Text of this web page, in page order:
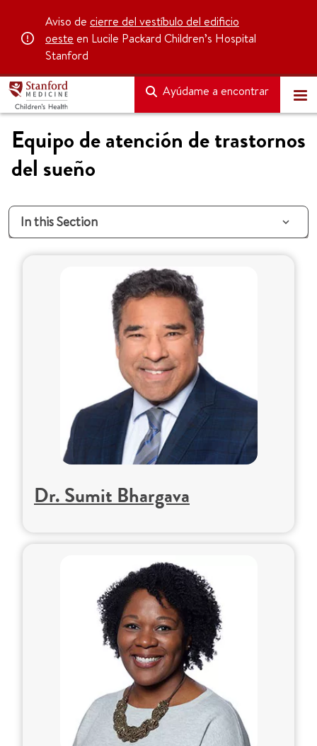
Aviso de cierre del vestíbulo del edificio
oeste en Lucile Packard Children’s Hospital
Stanford
Ayúdame a encontrar
Equipo de atención de trastornos
del sueño
In this Section
Dr. Sumit Bhargava